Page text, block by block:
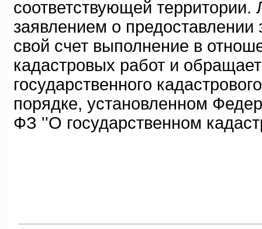
соответствующей территории.
заявлением о предоставлении
свой счет выполнение в
кадастровых работ и
государственного
порядке, установленном
ФЗ ''О государственном